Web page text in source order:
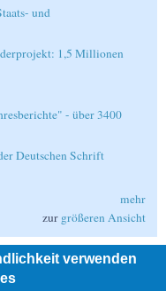
und
1,5 Millionen
- über 3400
Deutschen Schrift
mehr
zur größeren Ansicht
verwenden